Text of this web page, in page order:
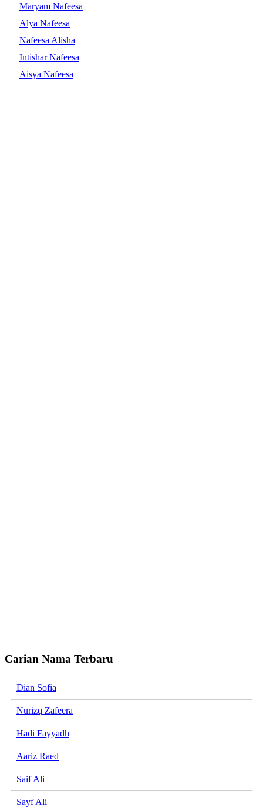
Maryam Nafeesa
Alya Nafeesa
Nafeesa Alisha
Intishar Nafeesa
Aisya Nafeesa
Carian Nama Terbaru
Dian Sofia
Nurizq Zafeera
Hadi Fayyadh
Aariz Raed
Saif Ali
Sayf Ali